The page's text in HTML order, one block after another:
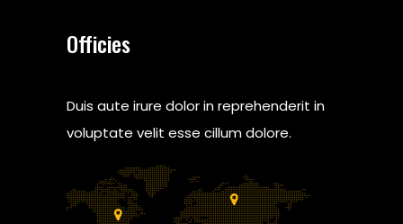
Officies
Duis aute irure dolor in reprehenderit in
voluptate velit esse cillum dolore.